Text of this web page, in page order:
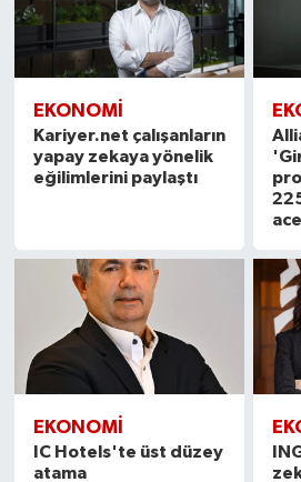
EKONOMI
Kariyer.net çalışanların
yapay zekaya yönelik
eğilimlerini paylaştı
EKONOMI
IC Hotels'te üst düzey
atama